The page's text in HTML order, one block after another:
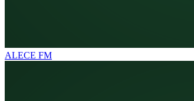
ALECE FM